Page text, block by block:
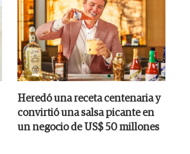
Heredó una receta centenaria y
convirtió una salsa picante en
un negocio de US$ 50 millones